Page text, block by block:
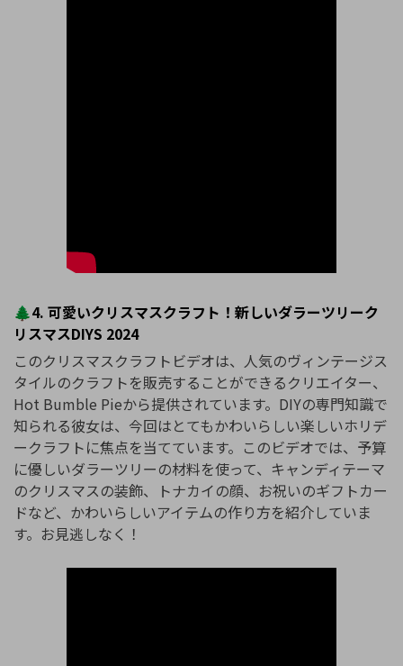
🌲4. 可愛いクリスマスクラフト！新しいダラーツリーク
リスマスDIYS 2024
このクリスマスクラフトビデオは、人気のヴィンテージス
タイルのクラフトを販売することができるクリエイター、
Hot Bumble Pieから提供されています。DIYの専門知識で
知られる彼女は、今回はとてもかわいらしい楽しいホリデ
ークラフトに焦点を当てています。このビデオでは、予算
に優しいダラーツリーの材料を使って、キャンディテーマ
のクリスマスの装飾、トナカイの顔、お祝いのギフトカー
ドなど、かわいらしいアイテムの作り方を紹介していま
す。お見逃しなく！